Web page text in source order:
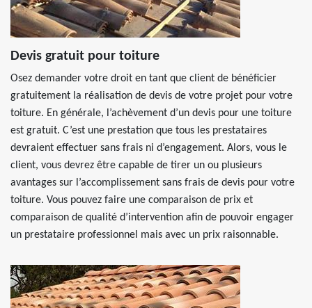
Devis gratuit pour toiture
Osez demander votre droit en tant que client de bénéficier
gratuitement la réalisation de devis de votre projet pour votre
toiture. En générale, l’achèvement d’un devis pour une toiture
est gratuit. C’est une prestation que tous les prestataires
devraient effectuer sans frais ni d’engagement. Alors, vous le
client, vous devrez être capable de tirer un ou plusieurs
avantages sur l’accomplissement sans frais de devis pour votre
toiture. Vous pouvez faire une comparaison de prix et
comparaison de qualité d’intervention afin de pouvoir engager
un prestataire professionnel mais avec un prix raisonnable.